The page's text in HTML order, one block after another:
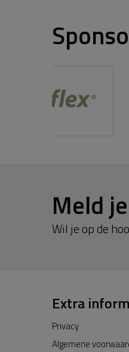
Meld
Wil je op de
Extra
Privacy
Algemene